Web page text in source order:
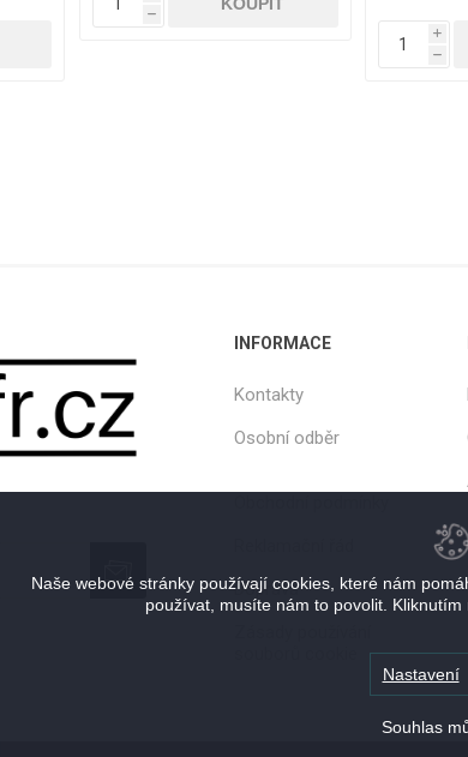
h
i
h
INFORMACE
Kontakty
Osobní odběr
Doprava
Naše webové stránky používají cookies, které nám
používat, musíte nám to povolit. Kliknutím
Nastavení
Souhlas